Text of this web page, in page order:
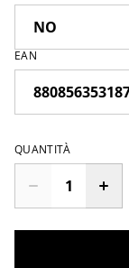
EAN
QUANTITÀ